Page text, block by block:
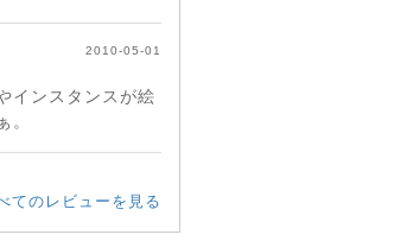
2010-05-01
インスタンスが絵
。
てのレビューを見る